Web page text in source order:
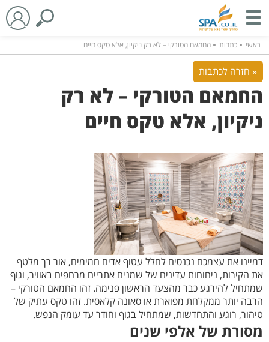
ראשי כתבות החמאם הטורקי – לא רק ניקיון, אלא טקס חיים
« חזרה לכתבות
החמאם הטורקי – לא רק
ניקיון, אלא טקס חיים
דמיינו את עצמכם נכנסים לחלל עטוף אדים חמימים, אור רך מלטף
את הקירות, ניחוחות עדינים של שמנים אתריים מרחפים באוויר, וגוף
שמתחיל להירגע כבר מהצעד הראשון פנימה. זהו החמאם הטורקי –
הרבה יותר ממקלחת מפוארת או סאונה קלאסית. זהו טקס עתיק של
טיהור, רוגע והתחדשות, שמתחיל בגוף וחודר עד עומק הנפש.
מסורת של אלפי שנים